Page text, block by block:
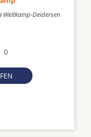
Weitkamp-Deidersen
0